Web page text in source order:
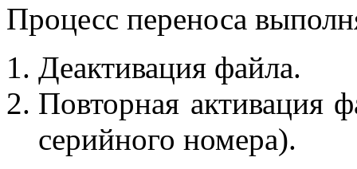
Процесс переноса
Деактивация файла.
Повторная активация
серийного номера).